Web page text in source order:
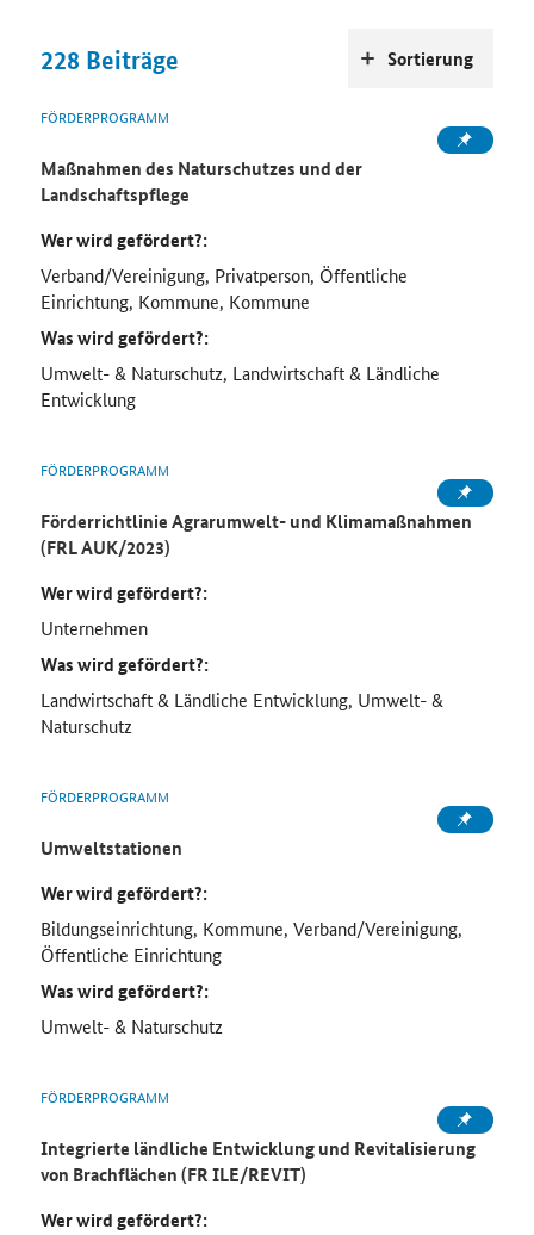
228 Beiträge
FÖRDERPROGRAMM
Maßnahmen des Naturschutzes und der
Landschaftspflege
Wer wird gefördert?:
Verband/Vereinigung, Privatperson, Öffentliche
Einrichtung, Kommune, Kommune
Was wird gefördert?:
Umwelt- & Naturschutz, Landwirtschaft & Ländliche
Entwicklung
FÖRDERPROGRAMM
Förderrichtlinie Agrarumwelt- und Klimamaßnahmen
(FRL AUK/2023)
Wer wird gefördert?:
Unternehmen
Was wird gefördert?:
Landwirtschaft & Ländliche Entwicklung, Umwelt- &
Naturschutz
FÖRDERPROGRAMM
Umweltstationen
Wer wird gefördert?:
Bildungseinrichtung, Kommune, Verband/Vereinigung,
Öffentliche Einrichtung
Was wird gefördert?:
Umwelt- & Naturschutz
FÖRDERPROGRAMM
Integrierte ländliche Entwicklung und Revitalisierung
von Brachflächen (FR ILE/REVIT)
Wer wird gefördert?:
Sortierung